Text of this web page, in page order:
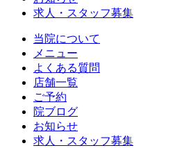
求人・スタッフ募集
当院について
メニュー
よくある質問
店舗一覧
ご予約
院ブログ
お知らせ
求人・スタッフ募集